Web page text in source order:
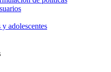
adolescentes